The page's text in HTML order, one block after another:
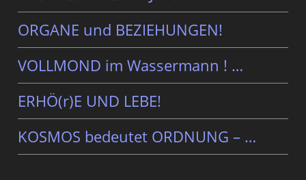
ORGANE und BEZIEHUNGEN!
VOLLMOND im Wassermann ! …
ERHÖ(r)E UND LEBE!
KOSMOS bedeutet ORDNUNG – …